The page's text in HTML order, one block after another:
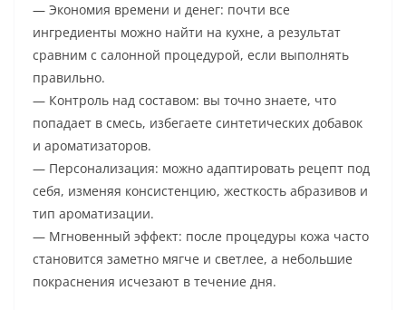
— Экономия времени и денег: почти все
ингредиенты можно найти на кухне, а результат
сравним с салонной процедурой, если выполнять
правильно.
— Контроль над составом: вы точно знаете, что
попадает в смесь, избегаете синтетических добавок
и ароматизаторов.
— Персонализация: можно адаптировать рецепт под
себя, изменяя консистенцию, жесткость абразивов и
тип ароматизации.
— Мгновенный эффект: после процедуры кожа часто
становится заметно мягче и светлее, а небольшие
покраснения исчезают в течение дня.